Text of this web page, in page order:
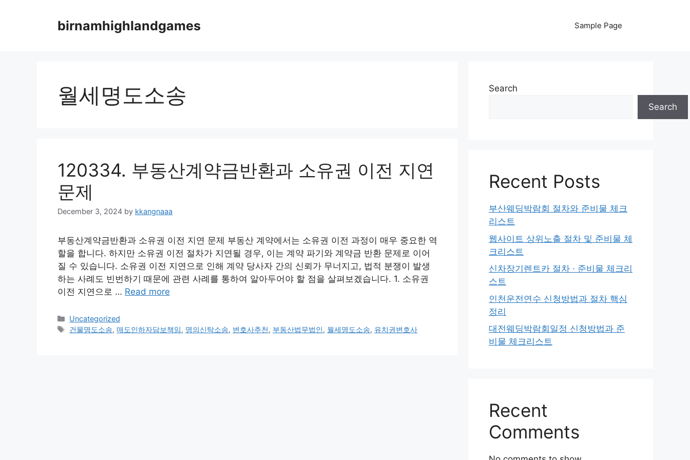
birnamhighlandgames Sample Page
월세명도소송
120334. 부동산계약금반환과 소유권 이전 지연
문제
December 3, 2024 by kkangnaaa
부동산계약금반환과 소유권 이전 지연 문제 부동산 계약에서는 소유권 이전 과정이 매우 중요한 역
할을 합니다. 하지만 소유권 이전 절차가 지연될 경우, 이는 계약 파기와 계약금 반환 문제로 이어
질 수 있습니다. 소유권 이전 지연으로 인해 계약 당사자 간의 신뢰가 무너지고, 법적 분쟁이 발생
하는 사례도 빈번하기 때문에 관련 사례를 통하여 알아두어야 할 점을 살펴보겠습니다. 1. 소유권
이전 지연으로 … Read more
Categories
Uncategorized
Tags
건물명도소송,매도인하자담보책임, 명의신탁소송, 변호사추천, 부동산법무법인, 월세명도소송, 유치권변호사
Search
Search
Recent Posts
부산웨딩박람회 절차와 준비물 체크
리스트
웹사이트 상위노출 절차 및 준비물 체
크리스트
신차장기렌트카 절차 · 준비물 체크리
스트
인천운전연수 신청방법과 절차 핵심
정리
대전웨딩박람회일정 신청방법과 준
비물 체크리스트
Recent
Comments